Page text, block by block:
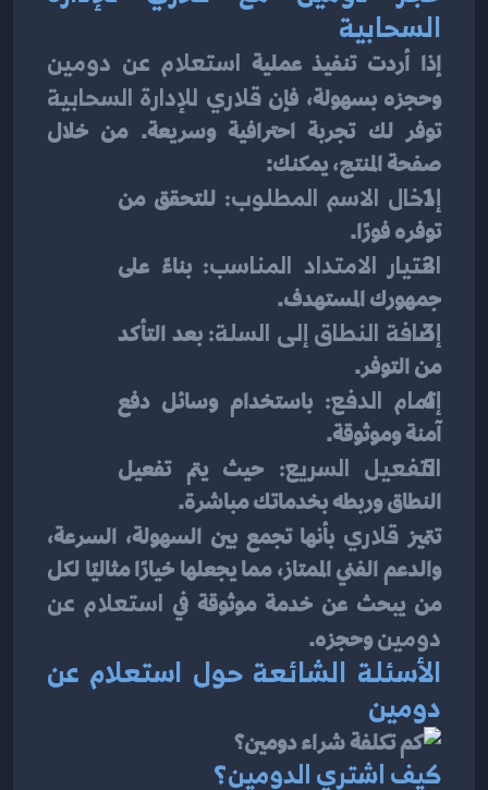
السحابية
إذا أردت تنفيذ عملية استعلام عن دومين
وحجزه بسهولة، فإن قلاري للإدارة السحابية
توفر لك تجربة احترافية وسريعة. من خلال
صفحة المنتج، يمكنك:
إدخال الاسم المطلوب:
توفره فورًا.
اختيار الامتداد المناسب:
جمهورك المستهدف.
إضافة النطاق إلى السلة: بعد التأكد
من التوفر.
إتمام الدفع: باستخدام وسائل دفع
آمنة وموثوقة.
التفعيل السريع:
النطاق وربطه بخدماتك مباشرة.
تتميز قلاري
من يبحث عن خدمة موثوقة في
دومين وحجزه.
دومين
كيف اشتري الدومين؟